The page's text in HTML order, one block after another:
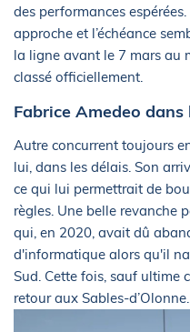
des performances
approche et l’échéance
la ligne avant le 7 mars au
classé officiellement.
Fabrice Amedeo dans
Autre concurrent toujours
lui, dans les délais. Son
ce qui lui permettrait de
règles. Une belle revanche
qui, en 2020, avait dû
d'informatique alors qu'il
Sud. Cette fois, sauf ultime
retour aux Sables-d’Olonne.